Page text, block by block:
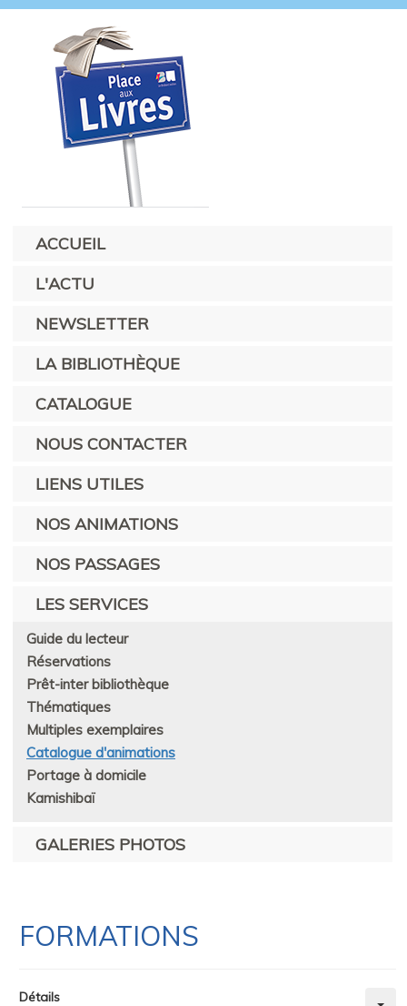
ACCUEIL
L'ACTU
NEWSLETTER
LA BIBLIOTHÈQUE
CATALOGUE
NOUS CONTACTER
LIENS UTILES
NOS ANIMATIONS
NOS PASSAGES
LES SERVICES
Guide du lecteur
Réservations
Prêt-inter bibliothèque
Thématiques
Multiples exemplaires
Catalogue d'animations
Portage à domicile
Kamishibaï
GALERIES PHOTOS
FORMATIONS
Détails